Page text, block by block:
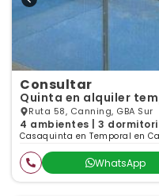
Consultar
Quinta en alquiler
Ruta 58, Canning, GBA Sur
4 ambientes | 3
Casaquinta en Temporal en
WhatsApp